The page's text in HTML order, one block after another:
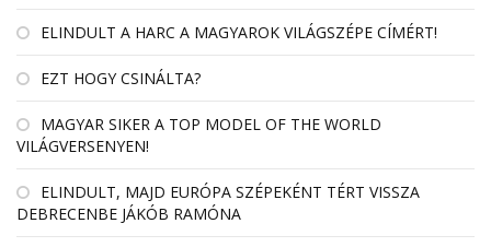
ELINDULT A HARC A MAGYAROK VILÁGSZÉPE CÍMÉRT!
EZT HOGY CSINÁLTA?
MAGYAR SIKER A TOP MODEL OF THE WORLD
VILÁGVERSENYEN!
ELINDULT, MAJD EURÓPA SZÉPEKÉNT TÉRT VISSZA
DEBRECENBE JÁKÓB RAMÓNA